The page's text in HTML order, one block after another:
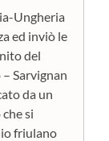
Ungheria
ed inviò le
del
Sarvignan
da un
si
friulano